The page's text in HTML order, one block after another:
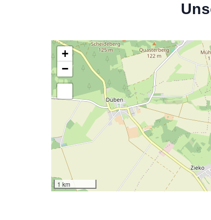
+
−
1 km